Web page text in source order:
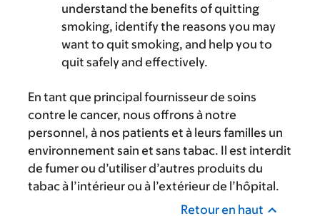
understand the benefits of quitting
smoking, identify the reasons you may
want to quit smoking, and help you to
quit safely and effectively.
En tant que principal fournisseur de soins
contre le cancer, nous offrons à notre
personnel, à nos patients et à leurs familles un
environnement sain et sans tabac. Il est interdit
de fumer ou d’utiliser d’autres produits du
tabac à l’intérieur ou à l’extérieur de l’hôpital.
Retour en haut